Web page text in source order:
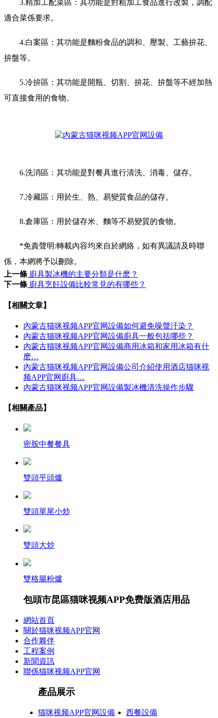
3.精加工配菜區：其功能是對粗加工食品進行改製，調配
適合菜係要求。
4.白案區：其功能是麵粉食品的調和、壓製、工藝拚花、
拚盤等。
5.冷拚區：其功能是開瓶、切割、拚花、拚盤等不經加熱
可直接食用的食物。
6.洗消區：其功能是對餐具進行清洗、消毒、儲存。
7.冷藏區：用於生、熟、易變質食品的儲存。
8.倉庫區：用於儲存米、麵等不易變質的食物。
*免責聲明:轉載內容均來自於網絡，如有異議請及時聯
係，本網將予以刪除。
上一條 廚具製冰機的主要分類是什麽？
下一條 廚具烹飪設備比較常見的有哪些？
【相關文章】
內蒙古猫咪视频APP官网設備如何避免噪聲汙染？
內蒙古猫咪视频APP官网設備廚具一般包括哪些？
內蒙古猫咪视频APP官网設備商用冰箱和家用冰箱有什
麽…
內蒙古猫咪视频APP官网設備公司介紹使用酒店猫咪视
频APP官网廚具…
內蒙古猫咪视频APP官网設備製冰機清洗操作步驟
【相關產品】
密胺中餐餐具
雙頭平頭爐
雙頭單尾小炒
雙頭大炒
雙格腸粉爐
包頭市昆區猫咪视频APP免费版酒店用品
網站首頁
關於猫咪视频APP官网
合作夥伴
工程案例
新聞資訊
聯係猫咪视频APP官网
產品展示
猫咪视频APP官网設備
西餐設備